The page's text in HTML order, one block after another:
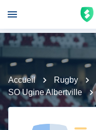
Accueil Rugby
SO Ugine Albertville